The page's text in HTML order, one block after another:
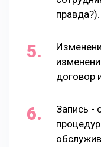
правда?).
договор
Запись -